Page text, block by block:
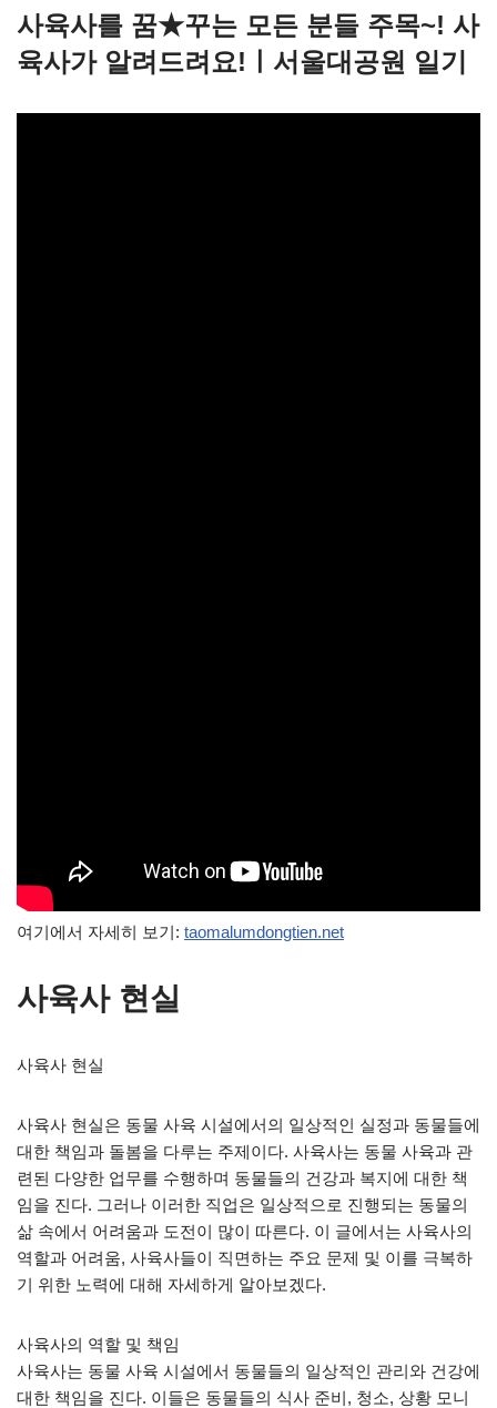
사육사를 꿈★꾸는 모든 분들 주목~! 사
육사가 알려드려요!ㅣ서울대공원 일기
여기에서 자세히 보기: taomalumdongtien.net
사육사 현실
사육사 현실
사육사 현실은 동물 사육 시설에서의 일상적인 실정과 동물들에
대한 책임과 돌봄을 다루는 주제이다. 사육사는 동물 사육과 관
련된 다양한 업무를 수행하며 동물들의 건강과 복지에 대한 책
임을 진다. 그러나 이러한 직업은 일상적으로 진행되는 동물의
삶 속에서 어려움과 도전이 많이 따른다. 이 글에서는 사육사의
역할과 어려움, 사육사들이 직면하는 주요 문제 및 이를 극복하
기 위한 노력에 대해 자세하게 알아보겠다.
사육사의 역할 및 책임
사육사는 동물 사육 시설에서 동물들의 일상적인 관리와 건강에
대한 책임을 진다. 이들은 동물들의 식사 준비, 청소, 상황 모니